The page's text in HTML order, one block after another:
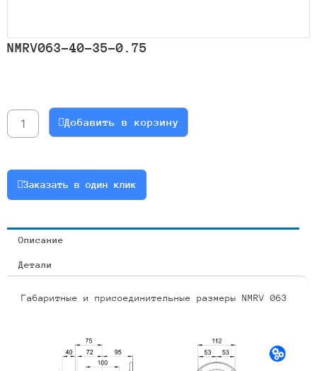
NMRV063-40-35-0.75
NMRV063-
40-
Добавить в корзину
Заказать в один клик
Описание
Детали
Габаритные и присоединительные размеры NMRV 063